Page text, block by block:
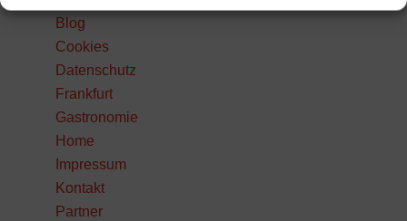
Blog
Cookies
Datenschutz
Frankfurt
Gastronomie
Home
Impressum
Kontakt
Partner